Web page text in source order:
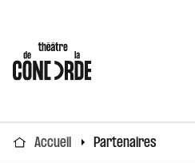
Accueil Partenaires